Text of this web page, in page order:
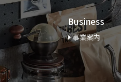
Business
事業案内